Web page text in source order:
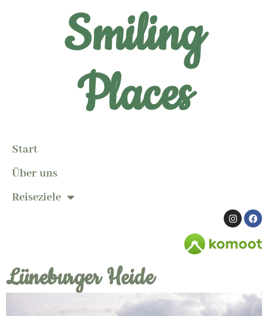
Smiling
Places
Start
Über uns
Reiseziele
Lüneburger Heide